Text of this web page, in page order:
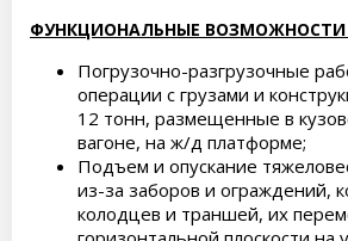
ФУНКЦИОНАЛЬНЫЕ ВОЗМОЖНОСТИ
Погрузочно-разгрузочные
операции с грузами и
12 тонн, размещенные в
вагоне, на ж/д платформе;
Подъем и опускание
из-за заборов и ограждений,
колодцев и траншей, их